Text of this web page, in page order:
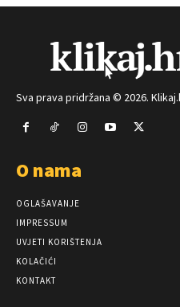
Sva prava pridržana © 2026.
O nama
OGLAŠAVANJE
IMPRESSUM
UVJETI KORIŠTENJA
KOLAČIĆI
KONTAKT